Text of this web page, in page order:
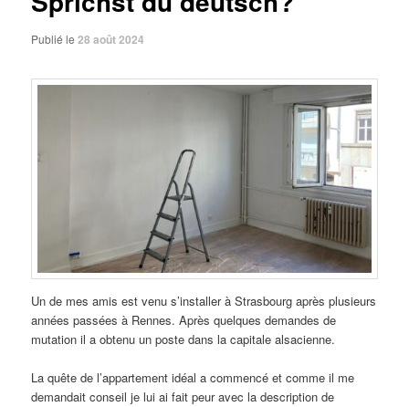
Publié le28 août 2024
Un de mes amis est venu s’installer à Strasbourg après plusieurs
années passées à Rennes. Après quelques demandes de
mutation il a obtenu un poste dans la capitale alsacienne.
La quête de l’appartement idéal a commencé et comme il me
demandait conseil je lui ai fait peur avec la description de